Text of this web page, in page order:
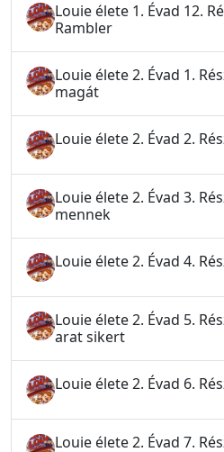
Louie élete 1. Évad 12.
Rambler
Louie élete 2. Évad 1.
magát
Louie élete 2. Évad 2.
Louie élete 2. Évad 3.
mennek
Louie élete 2. Évad 4.
Louie élete 2. Évad 5.
arat sikert
Louie élete 2. Évad 6.
Louie élete 2. Évad 7.